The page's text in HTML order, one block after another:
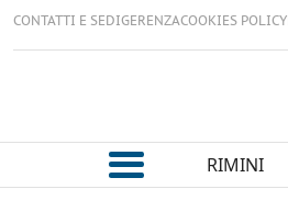
CONTATTI E SEDIGERENZACOOKIES POLICY
RIMINI